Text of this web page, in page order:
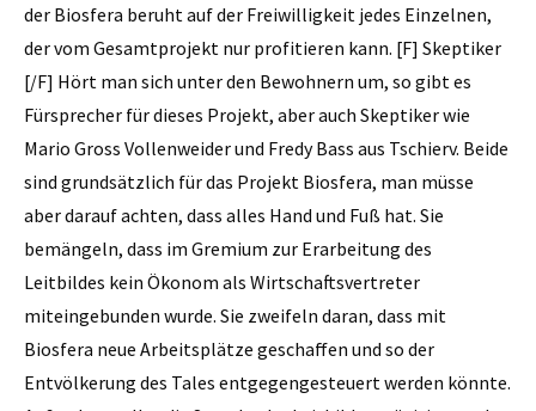
der Biosfera beruht auf der Freiwilligkeit jedes Einzelnen,
der vom Gesamtprojekt nur profitieren kann. [F] Skeptiker
[/F] Hört man sich unter den Bewohnern um, so gibt es
Fürsprecher für dieses Projekt, aber auch Skeptiker wie
Mario Gross Vollenweider und Fredy Bass aus Tschierv. Beide
sind grundsätzlich für das Projekt Biosfera, man müsse
aber darauf achten, dass alles Hand und Fuß hat. Sie
bemängeln, dass im Gremium zur Erarbeitung des
Leitbildes kein Ökonom als Wirtschaftsvertreter
miteingebunden wurde. Sie zweifeln daran, dass mit
Biosfera neue Arbeitsplätze geschaffen und so der
Entvölkerung des Tales entgegengesteuert werden könnte.